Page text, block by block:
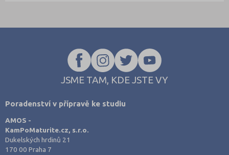
JSME TAM, KDE JSTE VY
Poradenství v přípravě ke studiu
AMOS -
KamPoMaturite.cz, s.r.o.
Dukelských hrdinů 21
170 00 Praha 7